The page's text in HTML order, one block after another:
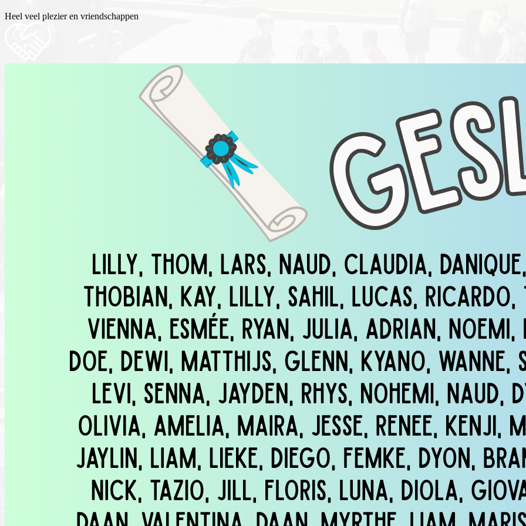
Heel veel plezier en vriendschappen